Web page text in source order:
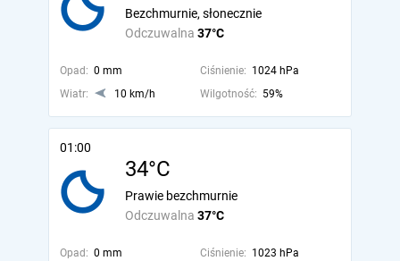
Odczuwalna 37°C
Bezchmurnie, słonecznie
Opad: 0 mm Ciśnienie: 1024 hPa
Wiatr:
10 km/h Wilgotność: 59%
01:00
34°C
Odczuwalna 37°C
Prawie bezchmurnie
Opad: 0 mm Ciśnienie: 1023 hPa